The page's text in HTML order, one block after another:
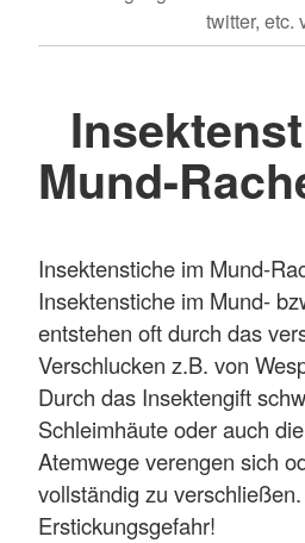
twitter, etc.
Mund-
Insektenstiche im Mund-
Insektenstiche im Mund-
entstehen oft durch das
Verschlucken z.B. von
Durch das Insektengift
Schleimhäute oder auch
Atemwege verengen sich
vollständig zu
Erstickungsgefahr!